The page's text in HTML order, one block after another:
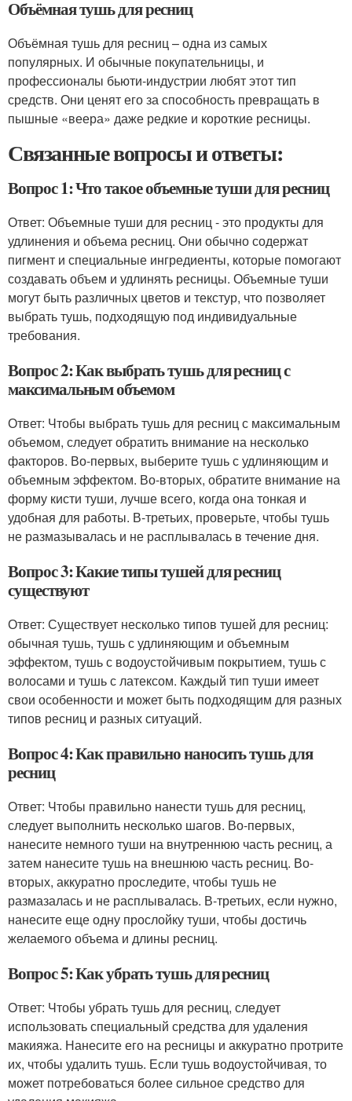
Объёмная тушь для ресниц
Объёмная тушь для ресниц – одна из самых
популярных. И обычные покупательницы, и
профессионалы бьюти-индустрии любят этот тип
средств. Они ценят его за способность превращать в
пышные «веера» даже редкие и короткие ресницы.
Связанные вопросы и ответы:
Вопрос 1: Что такое объемные туши для ресниц
Ответ: Объемные туши для ресниц - это продукты для
удлинения и объема ресниц. Они обычно содержат
пигмент и специальные ингредиенты, которые помогают
создавать объем и удлинять ресницы. Объемные туши
могут быть различных цветов и текстур, что позволяет
выбрать тушь, подходящую под индивидуальные
требования.
Вопрос 2: Как выбрать тушь для ресниц с
максимальным объемом
Ответ: Чтобы выбрать тушь для ресниц с максимальным
объемом, следует обратить внимание на несколько
факторов. Во-первых, выберите тушь с удлиняющим и
объемным эффектом. Во-вторых, обратите внимание на
форму кисти туши, лучше всего, когда она тонкая и
удобная для работы. В-третьих, проверьте, чтобы тушь
не размазывалась и не расплывалась в течение дня.
Вопрос 3: Какие типы тушей для ресниц
существуют
Ответ: Существует несколько типов тушей для ресниц:
обычная тушь, тушь с удлиняющим и объемным
эффектом, тушь с водоустойчивым покрытием, тушь с
волосами и тушь с латексом. Каждый тип туши имеет
свои особенности и может быть подходящим для разных
типов ресниц и разных ситуаций.
Вопрос 4: Как правильно наносить тушь для
ресниц
Ответ: Чтобы правильно нанести тушь для ресниц,
следует выполнить несколько шагов. Во-первых,
нанесите немного туши на внутреннюю часть ресниц, а
затем нанесите тушь на внешнюю часть ресниц. Во-
вторых, аккуратно проследите, чтобы тушь не
размазалась и не расплывалась. В-третьих, если нужно,
нанесите еще одну прослойку туши, чтобы достичь
желаемого объема и длины ресниц.
Вопрос 5: Как убрать тушь для ресниц
Ответ: Чтобы убрать тушь для ресниц, следует
использовать специальный средства для удаления
макияжа. Нанесите его на ресницы и аккуратно протрите
их, чтобы удалить тушь. Если тушь водоустойчивая, то
может потребоваться более сильное средство для